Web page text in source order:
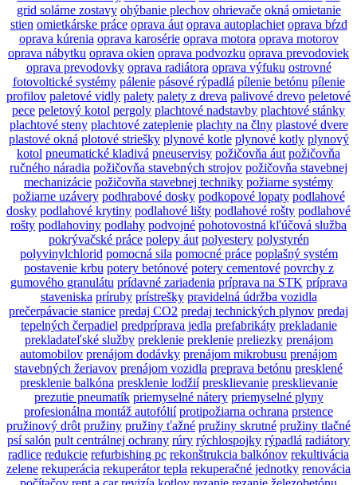
grid solárne zostavy ohýbanie plechov ohrievače okná omietanie
stien omietkárske práce oprava áut oprava autoplachiet oprava bŕzd
oprava kúrenia oprava karosérie oprava motora oprava motorov
oprava nábytku oprava okien oprava podvozku oprava prevodoviek
oprava prevodovky oprava radiátora oprava výfuku ostrovné
fotovoltické systémy pálenie pásové rýpadlá pílenie betónu pílenie
profilov paletové vidly palety palety z dreva palivové drevo peletové
pece peletový kotol pergoly plachtové nadstavby plachtové stánky
plachtové steny plachtové zateplenie plachty na člny plastové dvere
plastové okná plotové striešky plynové kotle plynové kotly plynový
kotol pneumatické kladivá pneuservisy požičovňa áut požičovňa
ručného náradia požičovňa stavebných strojov požičovňa stavebnej
mechanizácie požičovňa stavebnej techniky požiarne systémy
požiarne uzávery podhrabové dosky podkopové lopaty podlahové
dosky podlahové krytiny podlahové lišty podlahové rošty podlahové
rošty podlahoviny podlahy podvojné pohotovostná kľúčová služba
pokrývačské práce polepy áut polyestery polystyrén
polyvinylchlorid pomocná sila pomocné práce poplašný systém
postavenie krbu potery betónové potery cementové povrchy z
gumového granulátu prídavné zariadenia príprava na STK príprava
staveniska príruby prístrešky pravidelná údržba vozidla
prečerpávacie stanice predaj CO2 predaj technických plynov predaj
tepelných čerpadiel predpríprava jedla prefabrikáty prekladanie
prekladateľské služby preklenie preklenie preliezky prenájom
automobilov prenájom dodávky prenájom mikrobusu prenájom
stavebných žeriavov prenájom vozidla preprava betónu presklené
presklenie balkóna presklenie lodžií presklievanie presklievanie
prezutie pneumatík priemyselné nátery priemyselné plyny
profesionálna montáž autofólií protipožiarna ochrana prstence
pružinový drôt pružiny pružiny ťažné pružiny skrutné pružiny tlačné
psí salón pult centrálnej ochrany rúry rýchlospojky rýpadlá radiátory
radlice redukcie refurbishing pc rekonštrukcia balkónov rekultivácia
zelene rekuperácia rekuperátor tepla rekuperačné jednotky renovácia